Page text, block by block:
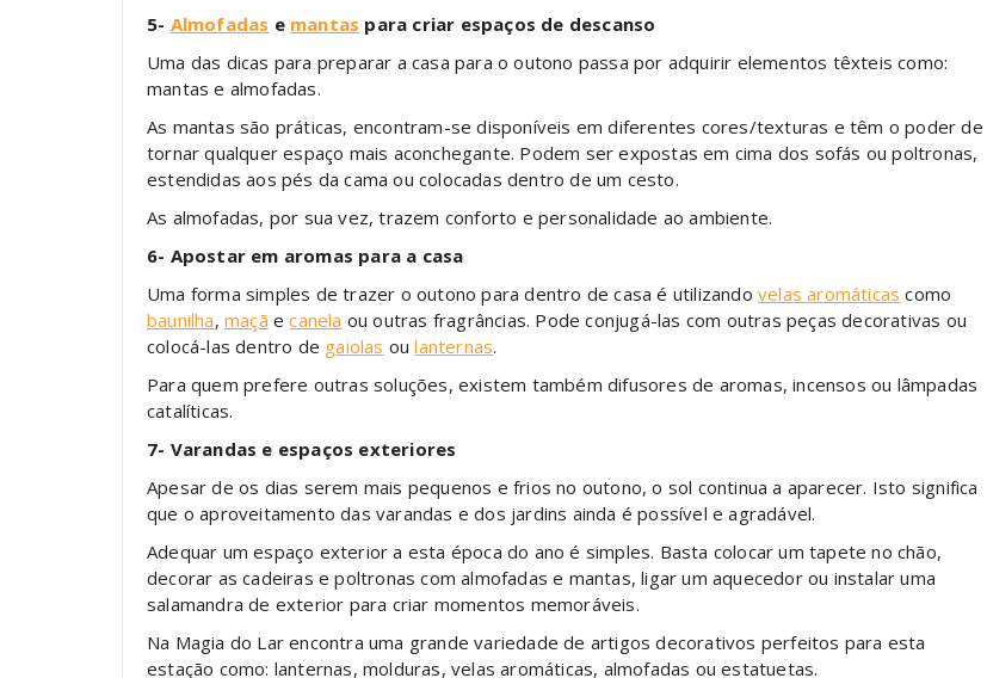
5- Almofadas e mantas para criar espaços de descanso
Uma das dicas para preparar a casa para o outono passa por adquirir elementos têxteis como:
mantas e almofadas.
As mantas são práticas, encontram-se disponíveis em diferentes cores/texturas e têm o poder de
tornar qualquer espaço mais aconchegante. Podem ser expostas em cima dos sofás ou poltronas,
estendidas aos pés da cama ou colocadas dentro de um cesto.
As almofadas, por sua vez, trazem conforto e personalidade ao ambiente.
6- Apostar em aromas para a casa
Uma forma simples de trazer o outono para dentro de casa é utilizandovelas aromáticas como
baunilha,maçã ecanela ou outras fragrâncias. Pode conjugá-las com outras peças decorativas ou
colocá-las dentro de gaiolas oulanternas.
Para quem prefere outras soluções, existem também difusores de aromas, incensos ou lâmpadas
catalíticas.
7- Varandas e espaços exteriores
Apesar de os dias serem mais pequenos e frios no outono, o sol continua a aparecer. Isto significa
que o aproveitamento das varandas e dos jardins ainda é possível e agradável.
Adequar um espaço exterior a esta época do ano é simples. Basta colocar um tapete no chão,
decorar as cadeiras e poltronas com almofadas e mantas, ligar um aquecedor ou instalar uma
salamandra de exterior para criar momentos memoráveis.
Na Magia do Lar encontra uma grande variedade de artigos decorativos perfeitos para esta
estação como: lanternas, molduras, velas aromáticas, almofadas ou estatuetas.